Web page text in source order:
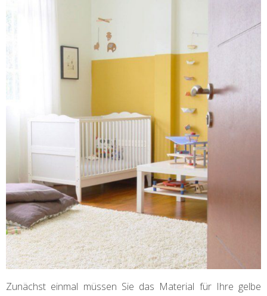
Zunächst einmal müssen Sie das Material für Ihre gelbe